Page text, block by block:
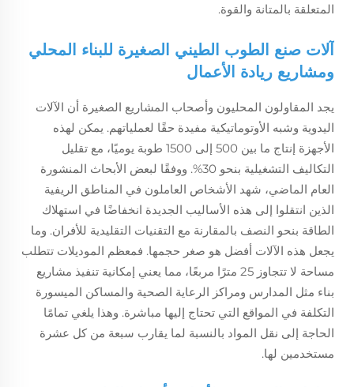
المتعلقة بالمتانة والقوة.
آلات صنع الطوب الطيني الصغيرة للبناء المحلي
ومشاريع ريادة الأعمال
يجد المقاولون المحليون وأصحاب المشاريع الصغيرة أن الآلات
اليدوية وشبه الأوتوماتيكية مفيدة حقًا لعملياتهم. يمكن لهذه
الأجهزة إنتاج ما بين 500 إلى 1500 طوبة يوميًا، مع تقليل
التكاليف التشغيلية بنحو 30%. ووفقًا لبعض الأبحاث المنشورة
العام الماضي، شهد الأشخاص العاملون في المناطق الريفية
الذين انتقلوا إلى هذه الأساليب الجديدة انخفاضًا في استهلاك
الطاقة بنحو النصف بالمقارنة مع التقنيات التقليدية للأفران. وما
يجعل هذه الآلات أفضل هو صغر حجمها. فمعظم الموديلات تتطلب
مساحة لا تتجاوز 25 مترًا مربعًا، مما يعني إمكانية تنفيذ مشاريع
بناء مثل المدارس ومراكز الرعاية الصحية والمساكن الميسورة
التكلفة في المواقع التي تحتاج إليها مباشرة. وهذا يلغي تمامًا
الحاجة إلى نقل المواد بالنسبة لما يقارب سبعة من كل عشرة
مستخدمين لها.